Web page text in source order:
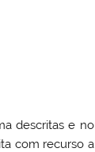
descritas e no
com recurso a